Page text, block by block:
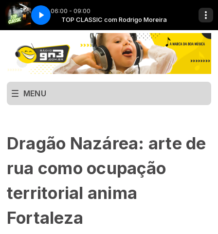
06:00 - 09:00
Moreira TOP CLASSIC com Rodrigo Moreira
MENU
Dragão Nazárea: arte de
rua como ocupação
territorial anima
Fortaleza